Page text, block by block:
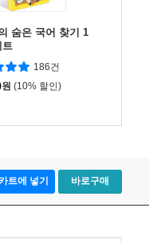
숨은 국어 찾기 1
트
186건
원 (10% 할인)
트에 넣기 바로구매